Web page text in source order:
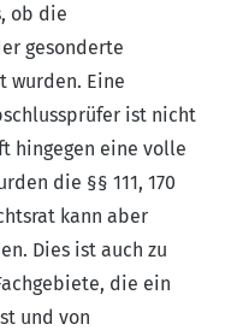
ob die
gesonderte
wurden. Eine
ist nicht
hingegen eine volle
die §§ 111, 170
kann aber
Dies ist auch zu
die ein
und von